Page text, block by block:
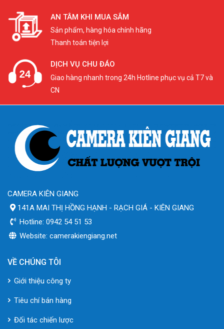
AN TÂM KHI MUA SẮM
Sản phẩm, hàng hóa chính hãng
Thanh toán tiện lợi
DỊCH VỤ CHU ĐÁO
Giao hàng nhanh trong 24h Hotline phục vụ cả T7 và
CN
CAMERA KIÊN GIANG
141A MAI THỊ HỒNG HẠNH - RẠCH GIÁ - KIÊN GIANG
Hotline: 0942 54 51 53
Website: camerakiengiang.net
VỀ CHÚNG TÔI
Giới thiệu công ty
Tiêu chí bán hàng
Đối tác chiến lược